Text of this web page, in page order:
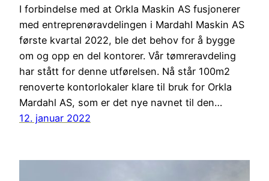
I forbindelse med at Orkla Maskin AS fusjonerer
med entreprenøravdelingen i Mardahl Maskin AS
første kvartal 2022, ble det behov for å bygge
om og opp en del kontorer. Vår tømreravdeling
har stått for denne utførelsen. Nå står 100m2
renoverte kontorlokaler klare til bruk for Orkla
Mardahl AS, som er det nye navnet til den…
12. januar 2022